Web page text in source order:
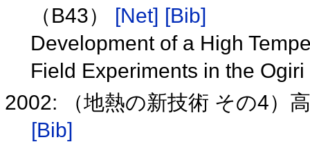
（B43） [Net] [Bib]
Development of a High
Field Experiments in the
2002: （地熱の新技術 その4）
[Bib]